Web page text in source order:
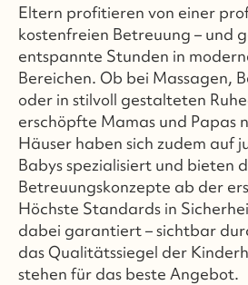
Eltern profitieren von einer
kostenfreien Betreuung – und
entspannte Stunden in
Bereichen. Ob bei Massagen,
oder in stilvoll gestalteten
erschöpfte Mamas und Papas
Häuser haben sich zudem auf
Babys spezialisiert und bieten
Betreuungskonzepte ab der
Höchste Standards in
dabei garantiert – sichtbar
das Qualitätssiegel der
stehen für das beste Angebot.